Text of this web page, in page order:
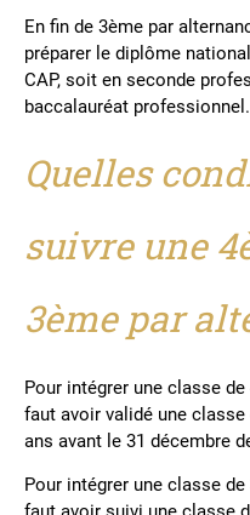
En fin de 3ème par
préparer le diplôme
CAP, soit en seconde
baccalauréat professionnel.
Quelles
suivre une
3ème par
Pour intégrer une classe de
faut avoir validé une
ans avant le 31 décembre
Pour intégrer une classe de